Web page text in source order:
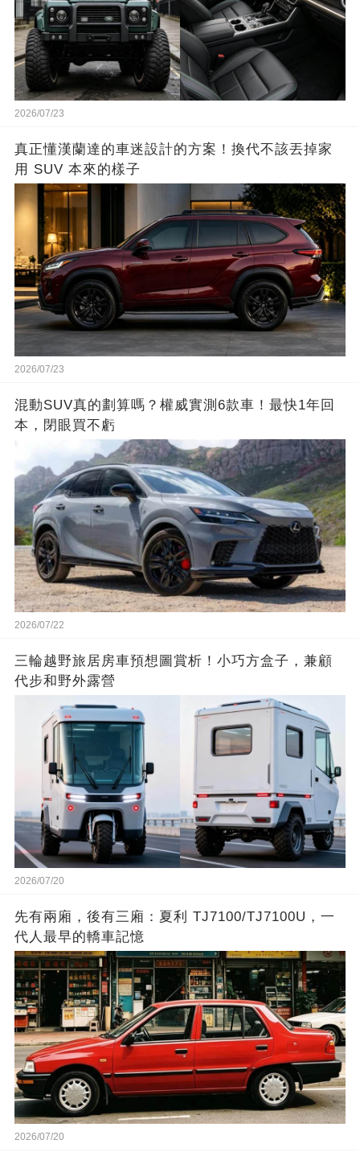
2026/07/23
真正懂漢蘭達的車迷設計的方案！換代不該丟掉家
用 SUV 本來的樣子
2026/07/23
混動SUV真的劃算嗎？權威實測6款車！最快1年回
本，閉眼買不虧
2026/07/22
三輪越野旅居房車預想圖賞析！小巧方盒子，兼顧
代步和野外露營
2026/07/20
先有兩廂，後有三廂：夏利 TJ7100/TJ7100U，一
代人最早的轎車記憶
2026/07/20